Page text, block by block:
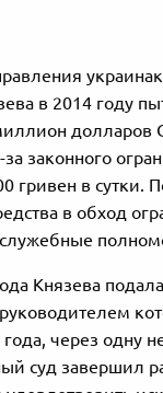
в 2014 году
законного
гривен в сутки.
в обход
Князева
через одну
суд завершил